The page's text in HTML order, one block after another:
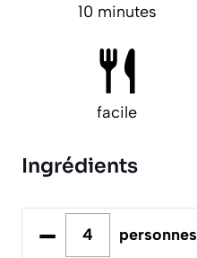
10 minutes
facile
Ingrédients
– personnes